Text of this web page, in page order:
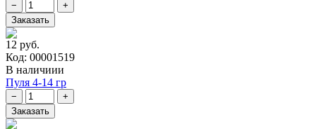
12 руб.
Код: 00001519
В наличиии
Пуля 4-14 гр